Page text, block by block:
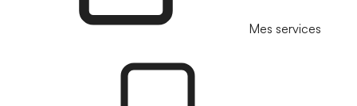
Mes services